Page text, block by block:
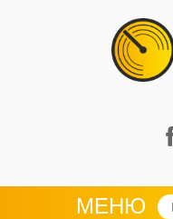
МЕНЮ